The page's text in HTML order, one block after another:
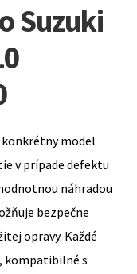
Suzuki
konkrétny model
v prípade defektu
náhradou
bezpečne
opravy. Každé
kompatibilné s